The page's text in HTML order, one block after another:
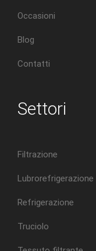
Occasioni
Blog
Contatti
Settori
Filtrazione
Lubrorefrigerazione
Refrigerazione
Truciolo